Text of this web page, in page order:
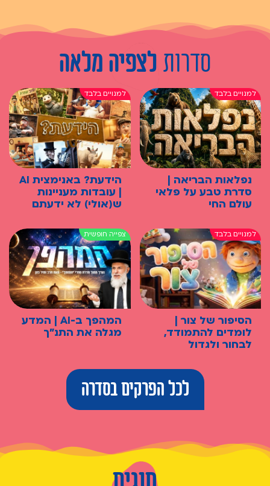
סדרות לצפיה מלאה
נפלאות הבריאה |
סדרת טבע על פלאי
עולם החי
הידעת? באנימצית AI
| עובדות מעניינות
ש(אולי) לא ידעתם
הסיפור של צור |
לומדים להתמודד,
לבחור ולגדול
המהפך ב-AI | המדע
מגלה את התנ"ך
לכל הפרקים בסדרה